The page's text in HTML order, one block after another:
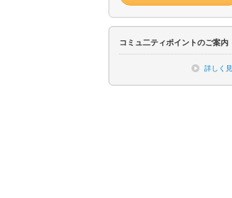
コミュ二ティポイントのご案内
詳しく